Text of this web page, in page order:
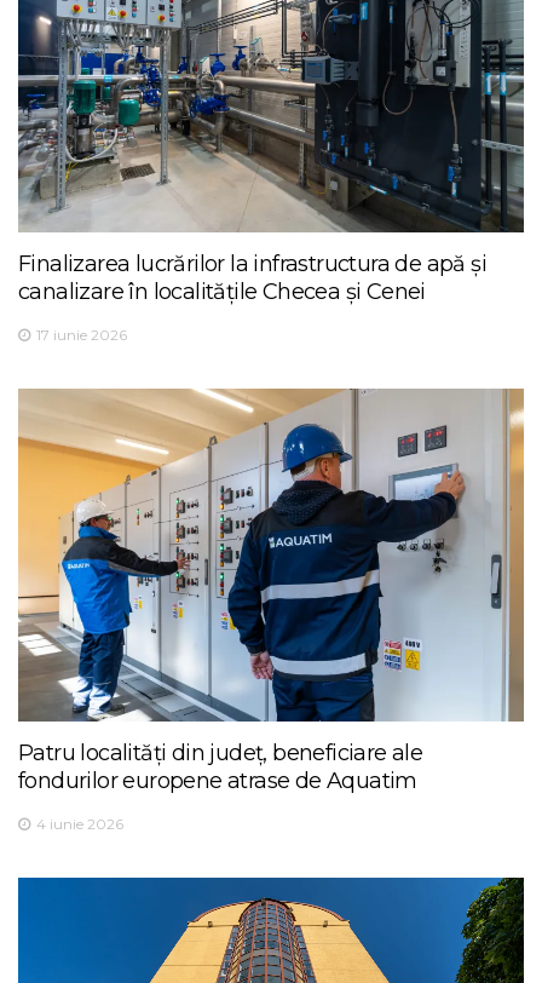
Finalizarea lucrărilor la infrastructura de apă și
canalizare în localitățile Checea și Cenei
17 iunie 2026
Patru localități din județ, beneficiare ale
fondurilor europene atrase de Aquatim
4 iunie 2026